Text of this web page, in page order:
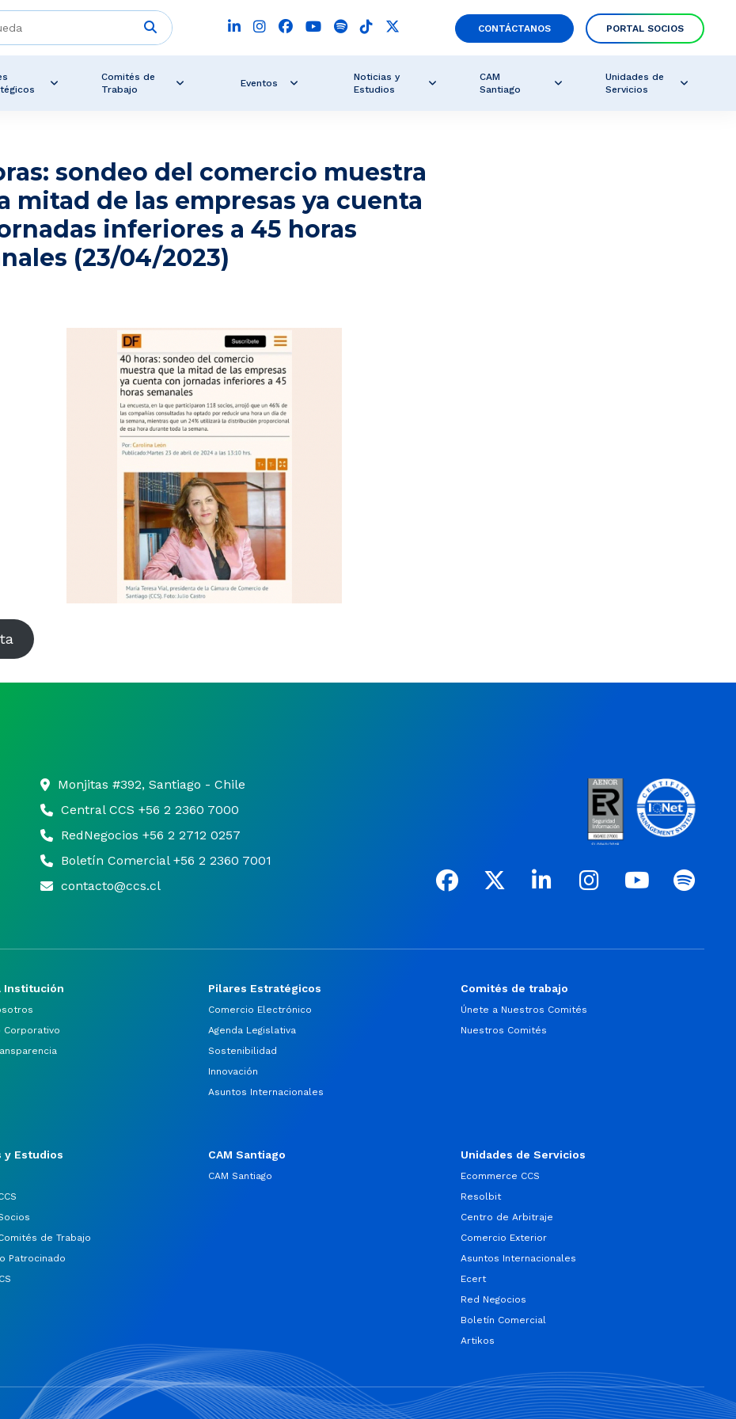
CONTÁCTANOS PORTAL SOCIOS
Comités de
Trabajo
Eventos
Noticias y
Estudios
CAM
Santiago
Unidades de
Servicios
sondeo del comercio muestra
mitad de las empresas ya cuenta
inferiores a 45 horas
(23/04/2023)
Monjitas #392, Santiago - Chile
Central CCS +56 2 2360 7000
RedNegocios +56 2 2712 0257
Boletín Comercial +56 2 2360 7001
contacto@ccs.cl
Institución
Corporativo
Pilares Estratégicos
Comercio Electrónico
Agenda Legislativa
Sostenibilidad
Innovación
Asuntos Internacionales
Comités de trabajo
Únete a Nuestros Comités
Nuestros Comités
y Estudios
de Trabajo
Patrocinado
CAM Santiago
CAM Santiago
Unidades de Servicios
Ecommerce CCS
Resolbit
Centro de Arbitraje
Comercio Exterior
Asuntos Internacionales
Ecert
Red Negocios
Boletín Comercial
Artikos